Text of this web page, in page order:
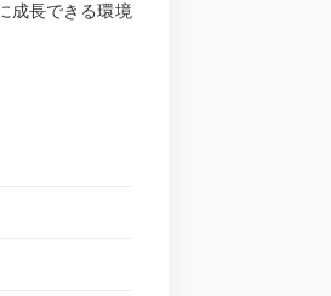
成長できる環境